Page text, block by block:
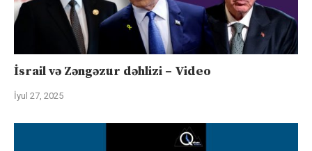
İsrail və Zəngəzur dəhlizi – Video
İyul 27, 2025